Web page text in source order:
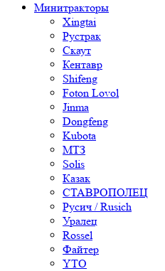
Минитракторы
Xingtai
Рустрак
Скаут
Кентавр
Shifeng
Foton Lovol
Jinma
Dongfeng
Kubota
МТЗ
Solis
Казак
СТАВРОПОЛЕЦ
Русич / Rusich
Уралец
Rossel
Файтер
YTO